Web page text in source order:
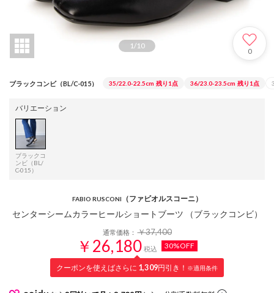
1/10
0
ブラックコンビ（BL/C-015） 35/22.0-22.5cm 残り1点 36/23.0-23.5cm 残り1点
バリエーション
ブラックコ
ンビ（BL/
C-015）
FABIO RUSCONI （ファビオルスコーニ）
センターシームカラーヒールショートブーツ （ブラックコンビ）
通常価格：￥37,400
￥26,180 税込 30%OFF
クーポンを使えばさらに 1,309円引き！ ※適用条件